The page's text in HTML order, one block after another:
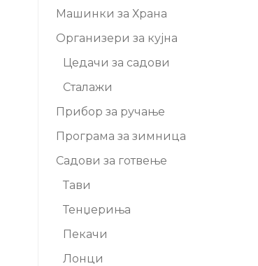
Машинки за Храна
Организери за кујна
Цедачи за садови
Сталажи
Прибор за ручање
Програма за зимница
Садови за готвење
Тави
Тенџериња
Пекачи
Лонци